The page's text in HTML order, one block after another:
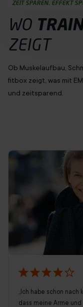
ZEIT SPAREN. EFFEKT
WO
ZEIGT
Ob Muskelaufbau,
fitbox zeigt, was mit
und zeitsparend.
„Ich habe schon
dass meine Arme